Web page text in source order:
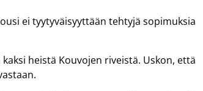
ei tyytyväisyyttään tehtyjä sopimuksia
heistä Kouvojen riveistä. Uskon, että